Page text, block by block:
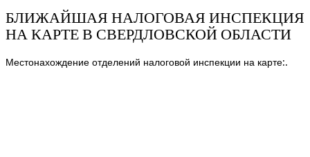
БЛИЖАЙШАЯ НАЛОГОВАЯ ИНСПЕКЦИЯ
НА КАРТЕ В СВЕРДЛОВСКОЙ ОБЛАСТИ
Местонахождение отделений налоговой инспекции на карте:.